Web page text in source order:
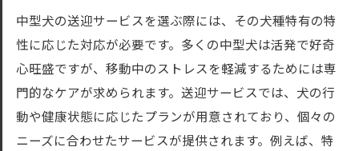
中型犬の送迎サービスを選ぶ際には、その犬種特有の特
性に応じた対応が必要です。多くの中型犬は活発で好奇
心旺盛ですが、移動中のストレスを軽減するためには専
門的なケアが求められます。送迎サービスでは、犬の行
動や健康状態に応じたプランが用意されており、個々の
ニーズに合わせたサービスが提供されます。例えば、特